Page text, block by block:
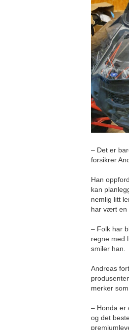
– Det er
forsikrer
Han
kan
nemlig litt
har vært en
– Folk har
regne med
smiler han.
Andreas
merker
– Honda er
og det